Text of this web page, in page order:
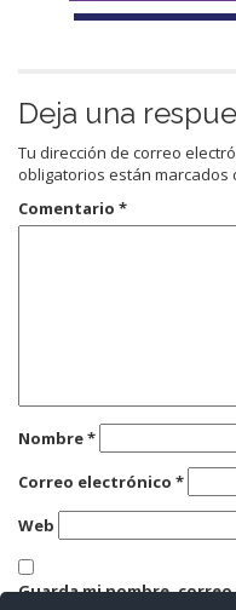
Deja una
Tu dirección de correo
obligatorios están marcados
Comentario *
Nombre*
Correo electrónico *
Web
Guarda mi nombre,